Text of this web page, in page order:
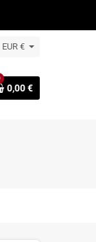
EUR €
0,00 €